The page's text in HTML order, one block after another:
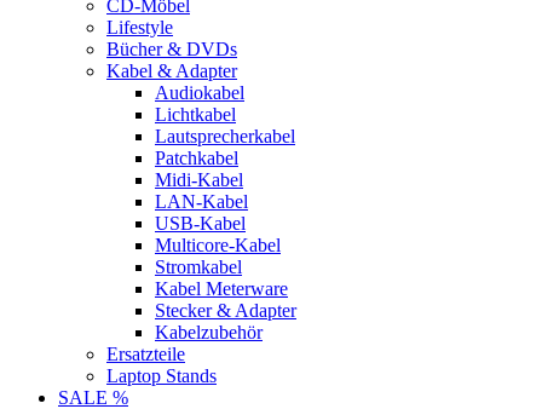
CD-Möbel
Lifestyle
Bücher & DVDs
Kabel & Adapter
Audiokabel
Lichtkabel
Lautsprecherkabel
Patchkabel
Midi-Kabel
LAN-Kabel
USB-Kabel
Multicore-Kabel
Stromkabel
Kabel Meterware
Stecker & Adapter
Kabelzubehör
Ersatzteile
Laptop Stands
SALE %